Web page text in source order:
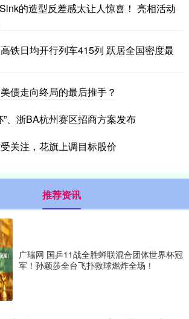
的造型反差感太让人惊喜！ 亮相活动
铁日均开行列车415列 跃居全国密度最
债走向终局的最后推手？
”、浙BA杭州赛区招商方案发布
关注，花旗上调目标股价
推荐资讯
广瑞网 国乒11战全胜蝉联混合团体世界杯冠
军！孙颖莎全台飞扑救球燃炸全场！